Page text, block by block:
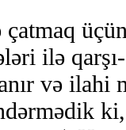
ilə
və ilahi